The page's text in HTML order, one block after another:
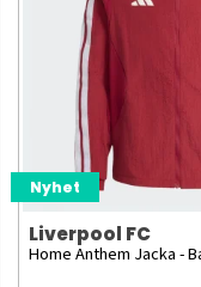
Nyhet
Liverpool FC
Home Anthem Jacka -